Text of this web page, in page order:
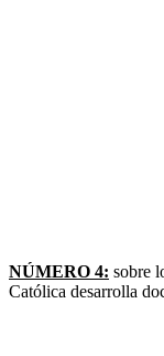
NÚMERO 4: sobre
Católica desarrolla